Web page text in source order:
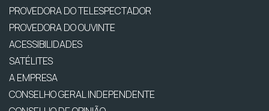
PROVEDORA DO TELESPECTADOR
PROVEDORA DO OUVINTE
ACESSIBILIDADES
SATÉLITES
A EMPRESA
CONSELHO GERAL INDEPENDENTE